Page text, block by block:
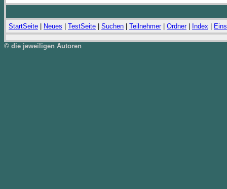
StartSeite Neues TestSeite Suchen Teilnehmer| Ordner| Index
© die jeweiligen Autoren